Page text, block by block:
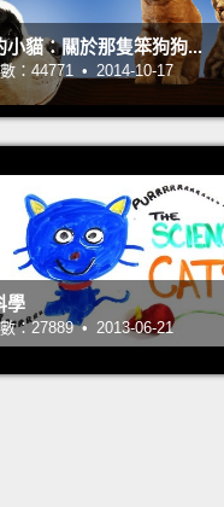
小貓：關於那隻笨狗狗...
：44771 • 2014-10-17
學
：27889 • 2013-06-21